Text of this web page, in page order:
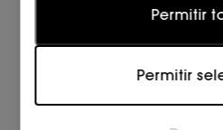
Estadísticas
Las cookies estadísticas
los visitantes con las
Permitir
Permitir